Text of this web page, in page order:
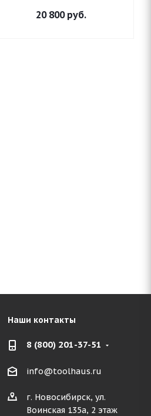
20 800руб.
Наши контакты
8 (800) 201-37-51
info@toolhaus.ru
г. Новосибирск, ул.
Воинская 135а, 2 этаж